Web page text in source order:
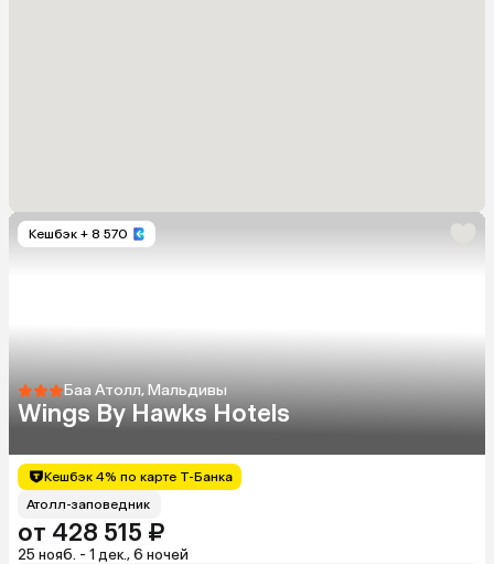
Кешбэк + 8 570
Баа Атолл, Мальдивы
Wings By Hawks Hotels
Кешбэк 4% по карте Т-Банка
Атолл-заповедник
от 428 515 ₽
25 нояб. - 1 дек., 6 ночей